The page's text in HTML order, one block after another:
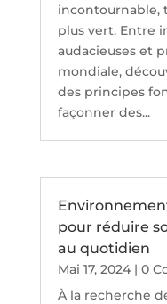
incontournable,
plus vert. Entre
audacieuses et
mondiale,
des principes
façonner des...
pour réduire
au quotidien
Mai 17, 2024| 0
À la recherche